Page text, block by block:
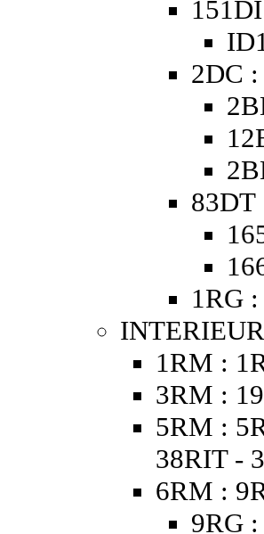
2DC
83DT
1RG
1RM :
3RM :
5RM :
38RIT -
6RM :
9RG